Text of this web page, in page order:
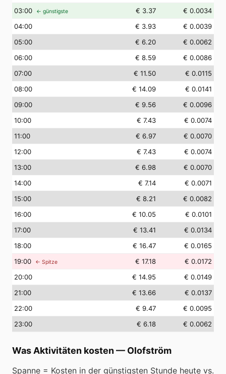
03:00 ← günstigste € 3.37
€ 0.0034
04:00 € 3.93
€ 0.0039
05:00 € 6.20
€ 0.0062
06:00 € 8.59
€ 0.0086
07:00 € 11.50
€ 0.0115
08:00 € 14.09
€ 0.0141
09:00 € 9.56
€ 0.0096
10:00 € 7.43
€ 0.0074
11:00 € 6.97
€ 0.0070
12:00 € 7.43
€ 0.0074
13:00 € 6.98
€ 0.0070
14:00 € 7.14
€ 0.0071
15:00 € 8.21
€ 0.0082
16:00 € 10.05
€ 0.0101
17:00 € 13.41
€ 0.0134
18:00 € 16.47
€ 0.0165
19:00 ← Spitze € 17.18
€ 0.0172
20:00 € 14.95
€ 0.0149
21:00 € 13.66
€ 0.0137
22:00 € 9.47
€ 0.0095
23:00 € 6.18 € 0.0062
Was Aktivitäten kosten — Olofström
Spanne = Kosten in der günstigsten Stunde heute vs.